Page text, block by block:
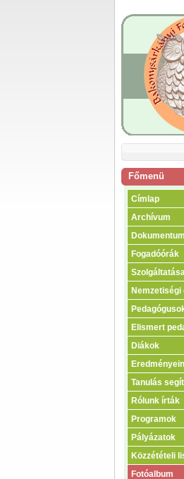
Főmenü
Címlap
Archívum
Fogadóórák
Nemzetiségi
Elismert
Diákok
Tanulás
Rólunk írták
Programok
Pályázatok
Közzétételi
Fotóalbum